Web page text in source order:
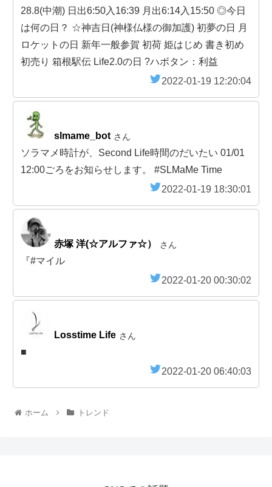
28.8(中潮) 日出6:50入16:39 月出6:14入15:50 ◎今日
は何の日？ ☆神吉日(神様仏様の御加護) 初夢の日 月
ロケットの日 新年一般参賀 初荷 姫はじめ 書き初め
初売り 箱根駅伝 Life2.0の日 ?ハボタン：利益
2022-01-19 12:20:04
slmame_bot さん
ソラマメ時計が、Second Life時間のだいたい 01/01
12:00ごろをお知らせします。 #SLMaMe Time
2022-01-19 18:30:01
赤塚 洋(☆アルファ☆） さん
『#マイル
2022-01-20 00:30:02
Losstime Life さん
■
2022-01-20 06:40:03
ホーム トレンド